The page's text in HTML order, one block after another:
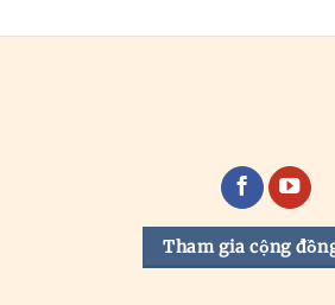
Tham gia cộng